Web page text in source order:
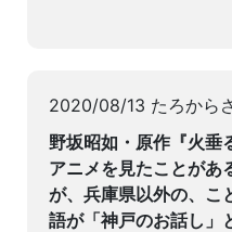
2020/08/13 たろから
野坂昭如・原作『火垂
アニメを見たことがあ
が、兵庫県以外の、こ
語が「神戸のお話し」